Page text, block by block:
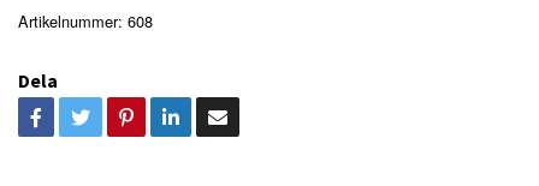
Artikelnummer: 608
Dela